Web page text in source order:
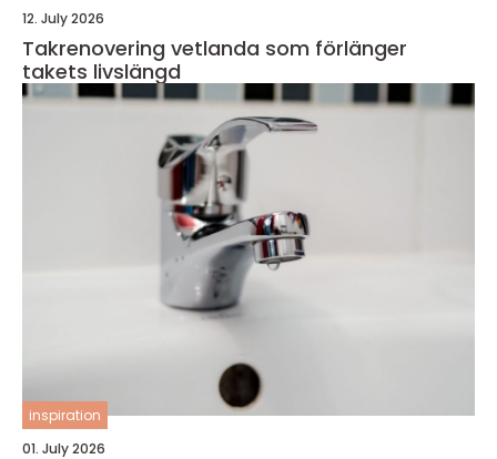
12. July 2026
Takrenovering vetlanda som förlänger
takets livslängd
inspiration
01. July 2026